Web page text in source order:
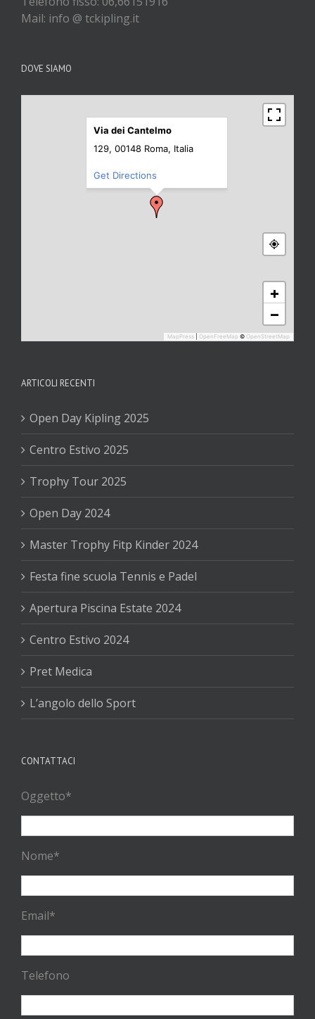
Mail: info @ tckipling.it
DOVE SIAMO
+
−
MapPress OpenFreeMap © OpenStreetMap
Via dei Cantelmo
129, 00148 Roma, Italia
Get Directions
ARTICOLI RECENTI
Open Day Kipling 2025
Centro Estivo 2025
Trophy Tour 2025
Open Day 2024
Master Trophy Fitp Kinder 2024
Festa fine scuola Tennis e Padel
Apertura Piscina Estate 2024
Centro Estivo 2024
Pret Medica
L’angolo dello Sport
CONTATTACI
Oggetto*
Nome*
Email*
Telefono